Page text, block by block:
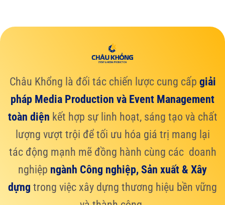
Châu Khổng là đối tác chiến lược cung cấp giải
pháp Media Production và Event Management
toàn diện kết hợp sự linh hoạt, sáng tạo và chất
lượng vượt trội để tối ưu hóa giá trị mang lại
tác động mạnh mẽ đồng hành cùng các doanh
nghiệp ngành Công nghiệp, Sản xuất & Xây
dựng trong việc xây dựng thương hiệu bền vững